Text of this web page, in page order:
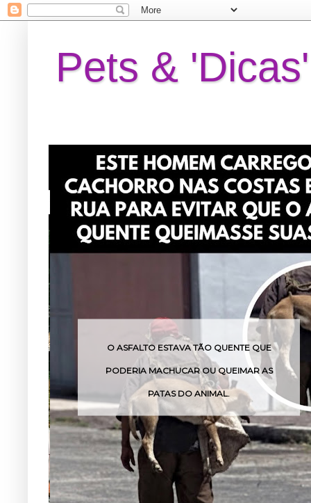
Pets & 'Dicas'
TÃO QUENTE QUE
OU QUEIMAR AS
DO ANIMAL.
O VENENO DESSA
POUCAS